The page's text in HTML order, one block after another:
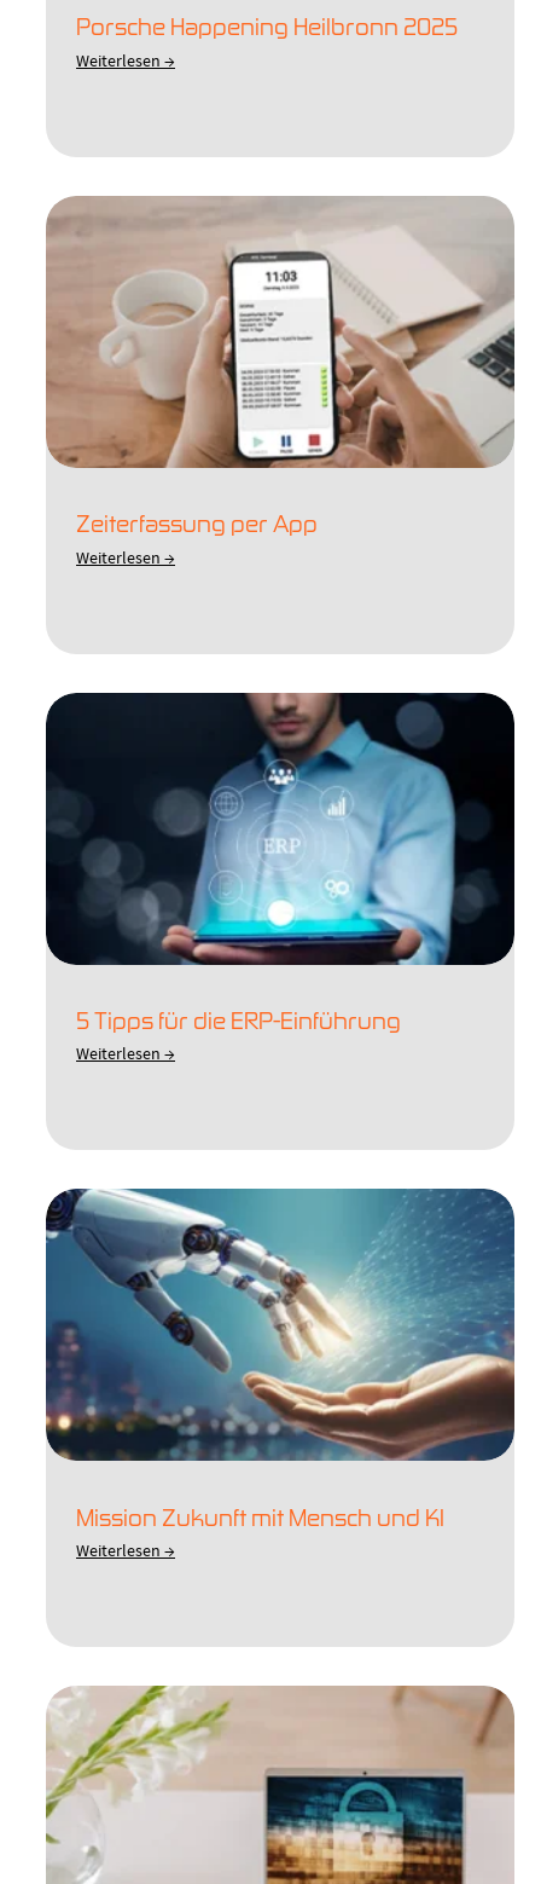
Porsche Happening Heilbronn 2025
Weiterlesen →
Zeiterfassung per App
Weiterlesen →
5 Tipps für die ERP-Einführung
Weiterlesen →
Mission Zukunft mit Mensch und KI
Weiterlesen →